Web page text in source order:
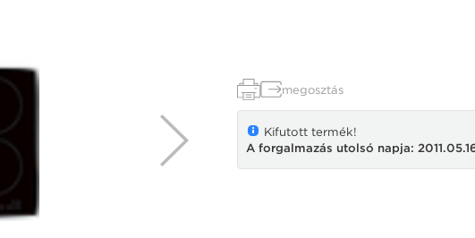
megosztás
Kifutott termék!
A forgalmazás utolsó napja: